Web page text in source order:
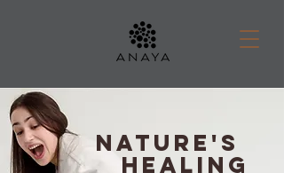
NATURE'S
HEALING